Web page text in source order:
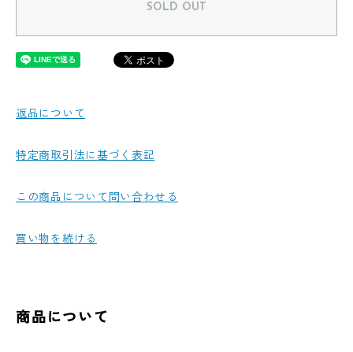
SOLD OUT
返品について
特定商取引法に基づく表記
この商品について問い合わせる
買い物を続ける
商品について